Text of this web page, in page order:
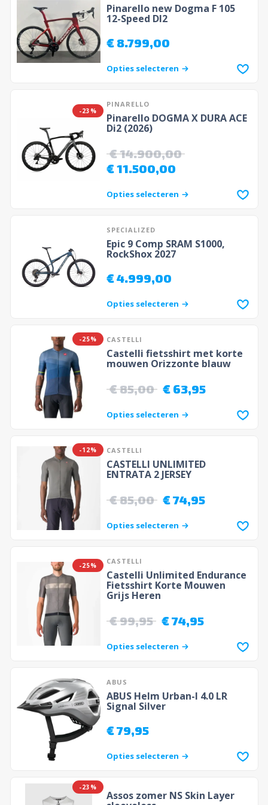
Pinarello new Dogma F 105
12-Speed DI2
€8.799,00
Opties selecteren
-23%
PINARELLO
Pinarello DOGMA X DURA ACE
Di2 (2026)
€14.900,00
€11.500,00
Opties selecteren
SPECIALIZED
Epic 9 Comp SRAM S1000,
RockShox 2027
€4.999,00
Opties selecteren
-25% CASTELLI
Castelli fietsshirt met korte
mouwen Orizzonte blauw
€85,00 €63,95
Opties selecteren
-12% CASTELLI
CASTELLI UNLIMITED
ENTRATA 2 JERSEY
€85,00 €74,95
Opties selecteren
-25% CASTELLI
Castelli Unlimited Endurance
Fietsshirt Korte Mouwen
Grijs Heren
€99,95 €74,95
Opties selecteren
ABUS
ABUS Helm Urban-I 4.0 LR
Signal Silver
€79,95
Opties selecteren
-23%
Assos zomer NS Skin Layer